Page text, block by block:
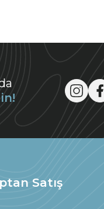
Satış